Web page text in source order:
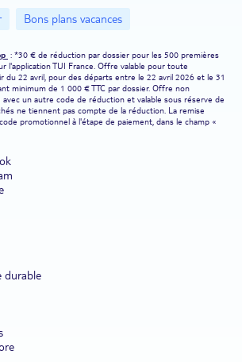
vos amis : vous bénéficiez d'un accueil
la diversité des îles des Baléares en hôtels
nos bons plans hôtels et clubs des
à la découverte des richesses naturelles et
Minorque, Ibiza ou Formentera. Les hôtels
TUI constituent des bases idéales pour visiter
pour un séjour à Majorque, qui regorge de
tout en vous offrant la possibilité de
de bord de mer pittoresques et accueillantes.
vous au kitesurf ou pratiquez d'autres
ou détente, il y a des occupations pour
de montagnes et d'admirer les îles des
différente. Pourquoi ne pas aller explorer les
inscrivant à un baptême de plongée avec un
vous dans des eaux tièdes et partez
colorés.
plans hôtels et clubs des Baléares.
privilégié pour la détente. Nos bons
aux Baléares mettent un point d'honneur à
votre séjour. Posez vos valises sur l'une
dans un cadre idyllique, pour un week-end ou
longue. Il existe un grand nombre d'offres
Bons plans vacances
: *30 € de réduction par dossier pour les 500 premières
l'application TUI France. Offre valable pour toute
du 22 avril, pour des départs entre le 22 avril 2026 et le 31
minimum de 1 000 € TTC par dossier. Offre non
un autre code de réduction et valable sous réserve de
ne tiennent pas compte de la réduction. La remise
promotionnel à l'étape de paiement, dans le champ «
durable